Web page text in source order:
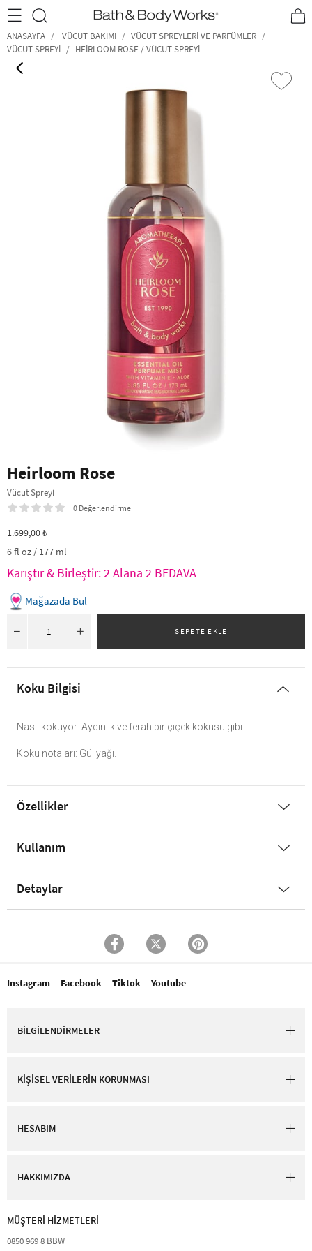
•2200₺ ve Üzeri Kargo Ücretsiz!• *Promosyon Detayları
ANASAYFA VÜCUT BAKIMI
VÜCUT SPREYLERI VE PARFÜMLER
VÜCUT SPREYI
HEIRLOOM ROSE / VÜCUT SPREYI
Heirloom Rose
Vücut Spreyi
0 Değerlendirme
1.699,00 ₺
6 fl oz / 177 ml
Karıştır & Birleştir: 2 Alana 2 BEDAVA
Mağazada Bul
Koku Bilgisi
Nasıl kokuyor: Aydınlık ve ferah bir çiçek kokusu gibi.
Koku notaları: Gül yağı.
Özellikler
Kullanım
Detaylar
Instagram Facebook Tiktok Youtube
BİLGİLENDİRMELER
KİŞİSEL VERİLERİN KORUNMASI
HESABIM
HAKKIMIZDA
MÜŞTERİ HİZMETLERİ​
0850 969 8 BBW​